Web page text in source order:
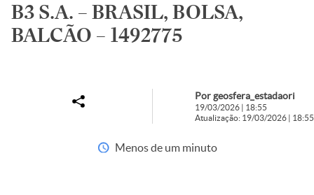
B3 S.A. – BRASIL, BOLSA,
BALCÃO – 1492775
Por geosfera_estadaori
19/03/2026 | 18:55
Atualização: 19/03/2026 | 18:55
Menos de um minuto